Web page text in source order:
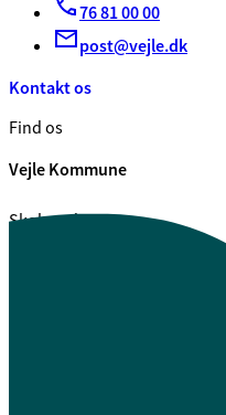
76 81 00 00
post@vejle.dk
Kontakt os
Find os
Vejle Kommune
Skolegade 1